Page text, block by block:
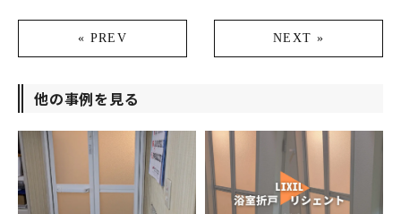
« PREV NEXT »
他の事例を見る